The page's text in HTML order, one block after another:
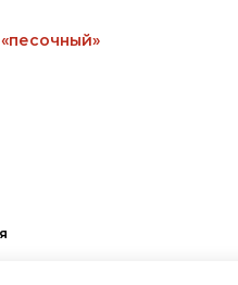
«песочный»